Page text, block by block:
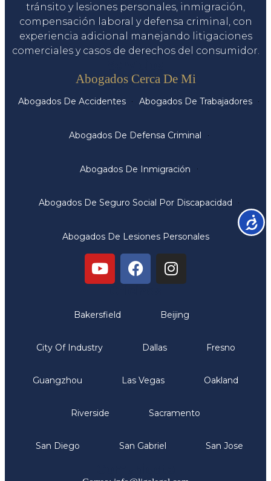
tránsito y lesiones personales, inmigración,
compensación laboral y defensa criminal, con
experiencia adicional manejando litigaciones
comerciales y casos de derechos del consumidor.
Abogados Cerca De Mi
Abogados De Accidentes Abogados De Trabajadores
Abogados De Defensa Criminal
Abogados De Inmigración
Abogados De Seguro Social Por Discapacidad
Abogados De Lesiones Personales
Bakersfield Beijing
City Of Industry Dallas Fresno
Guangzhou Las Vegas Oakland
Riverside Sacramento
San Diego San Gabriel San Jose